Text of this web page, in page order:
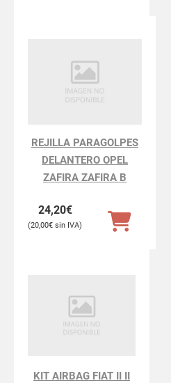
REJILLA PARAGOLPES
DELANTERO OPEL
ZAFIRA ZAFIRA B
24,20€
20,00€
KIT AIRBAG FIAT II II